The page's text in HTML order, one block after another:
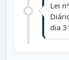
Lei
dia